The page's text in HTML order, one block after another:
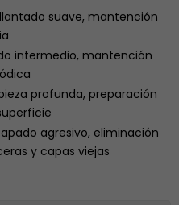
suave, mantención
intermedio, mantención
profunda, preparación
agresivo, eliminación
y capas viejas